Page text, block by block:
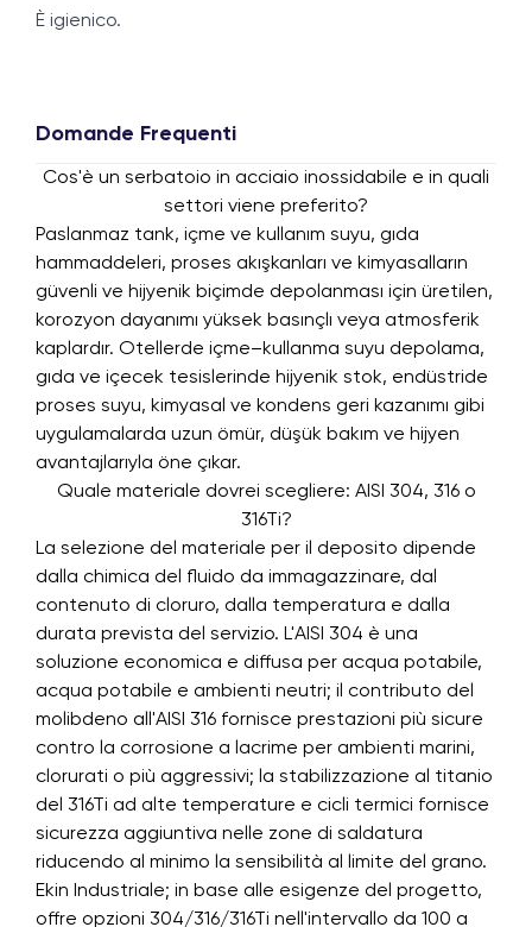
È igienico.
Domande Frequenti
Cos'è un serbatoio in acciaio inossidabile e in quali
settori viene preferito?
Paslanmaz tank, içme ve kullanım suyu, gıda
hammaddeleri, proses akışkanları ve kimyasalların
güvenli ve hijyenik biçimde depolanması için üretilen,
korozyon dayanımı yüksek basınçlı veya atmosferik
kaplardır. Otellerde içme–kullanma suyu depolama,
gıda ve içecek tesislerinde hijyenik stok, endüstride
proses suyu, kimyasal ve kondens geri kazanımı gibi
uygulamalarda uzun ömür, düşük bakım ve hijyen
avantajlarıyla öne çıkar.
Quale materiale dovrei scegliere: AISI 304, 316 o
316Ti?
La selezione del materiale per il deposito dipende
dalla chimica del fluido da immagazzinare, dal
contenuto di cloruro, dalla temperatura e dalla
durata prevista del servizio. L'AISI 304 è una
soluzione economica e diffusa per acqua potabile,
acqua potabile e ambienti neutri; il contributo del
molibdeno all'AISI 316 fornisce prestazioni più sicure
contro la corrosione a lacrime per ambienti marini,
clorurati o più aggressivi; la stabilizzazione al titanio
del 316Ti ad alte temperature e cicli termici fornisce
sicurezza aggiuntiva nelle zone di saldatura
riducendo al minimo la sensibilità al limite del grano.
Ekin Industriale; in base alle esigenze del progetto,
offre opzioni 304/316/316Ti nell'intervallo da 100 a